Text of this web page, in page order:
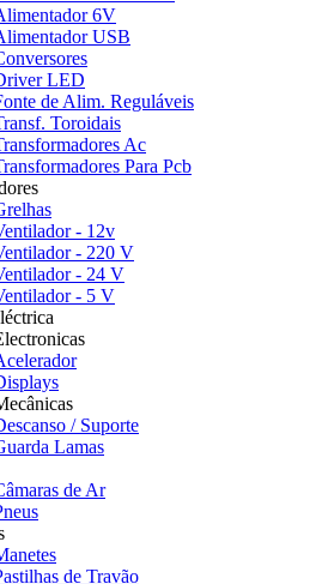
6V
USB
LED
de Alim. Reguláveis
Toroidais
Ac
Para Pcb
- 12v
- 220 V
- 24 V
- 5 V
/ Suporte
Lamas
de Ar
de Travão